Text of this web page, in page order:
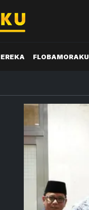
FLOBAMORAKU